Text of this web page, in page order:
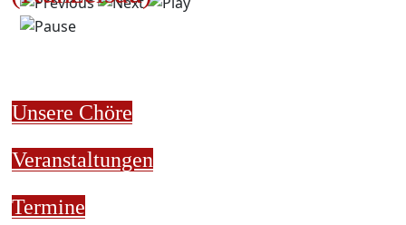
Unsere Chöre
Veranstaltungen
Termine